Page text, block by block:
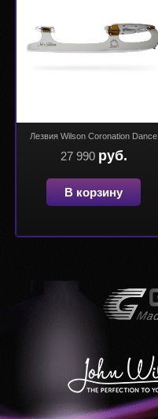
Лезвия Wilson Coronation Dance
27 990 руб.
В корзину